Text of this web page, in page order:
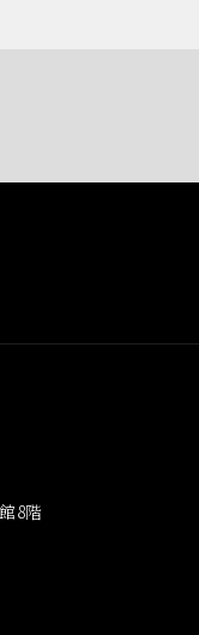
8階